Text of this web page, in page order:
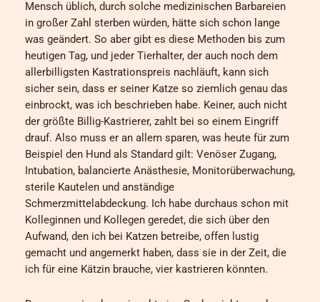
Mensch üblich, durch solche medizinischen Barbareien
in großer Zahl sterben würden, hätte sich schon lange
was geändert. So aber gibt es diese Methoden bis zum
heutigen Tag, und jeder Tierhalter, der auch noch dem
allerbilligsten Kastrationspreis nachläuft, kann sich
sicher sein, dass er seiner Katze so ziemlich genau das
einbrockt, was ich beschrieben habe. Keiner, auch nicht
der größte Billig-Kastrierer, zahlt bei so einem Eingriff
drauf. Also muss er an allem sparen, was heute für zum
Beispiel den Hund als Standard gilt: Venöser Zugang,
Intubation, balancierte Anästhesie, Monitorüberwachung,
sterile Kautelen und anständige
Schmerzmittelabdeckung. Ich habe durchaus schon mit
Kolleginnen und Kollegen geredet, die sich über den
Aufwand, den ich bei Katzen betreibe, offen lustig
gemacht und angemerkt haben, dass sie in der Zeit, die
ich für eine Kätzin brauche, vier kastrieren könnten.